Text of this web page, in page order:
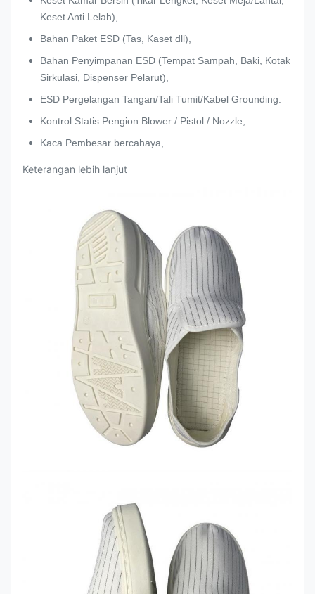
Keset Anti Lelah),
Bahan Paket ESD (Tas, Kaset dll),
Bahan Penyimpanan ESD (Tempat Sampah, Baki, Kotak
Sirkulasi, Dispenser Pelarut),
ESD Pergelangan Tangan/Tali Tumit/Kabel Grounding.
Kontrol Statis Pengion Blower / Pistol / Nozzle,
Kaca Pembesar bercahaya,
Keterangan lebih lanjut